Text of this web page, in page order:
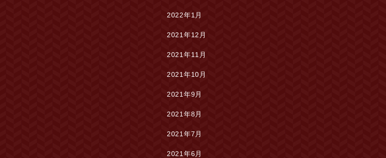
2022年1月
2021年12月
2021年11月
2021年10月
2021年9月
2021年8月
2021年7月
2021年6月